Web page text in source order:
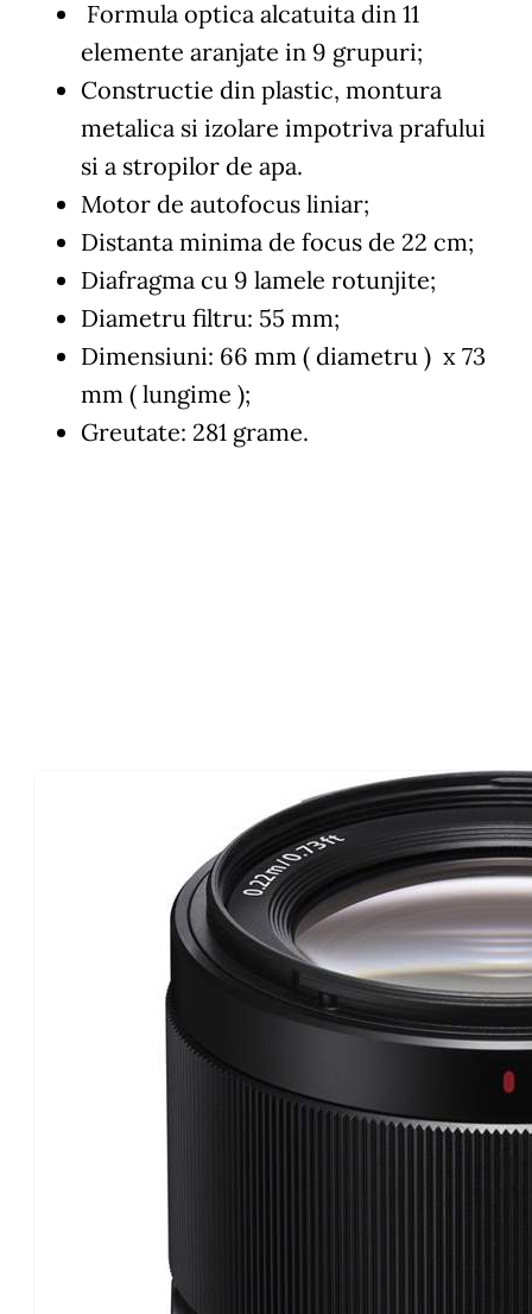
Formula optica alcatuita din 11
elemente aranjate in 9 grupuri;
Constructie din plastic, montura
metalica si izolare impotriva prafului
si a stropilor de apa.
Motor de autofocus liniar;
Distanta minima de focus de 22 cm;
Diafragma cu 9 lamele rotunjite;
Diametru filtru: 55 mm;
Dimensiuni: 66 mm ( diametru ) x 73
mm ( lungime );
Greutate: 281 grame.